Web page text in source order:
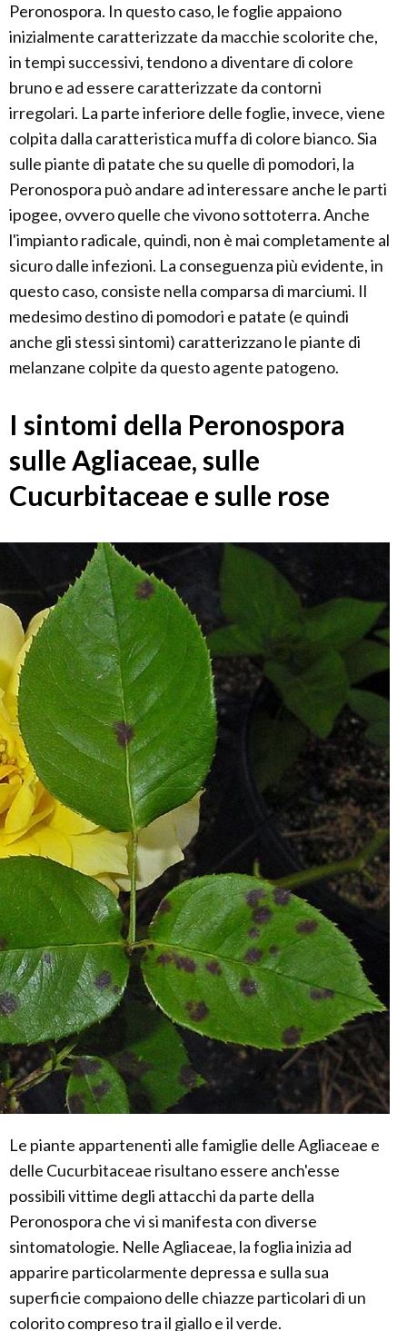
Peronospora. In questo caso, le foglie appaiono
inizialmente caratterizzate da macchie scolorite che,
in tempi successivi, tendono a diventare di colore
bruno e ad essere caratterizzate da contorni
irregolari. La parte inferiore delle foglie, invece, viene
colpita dalla caratteristica muffa di colore bianco. Sia
sulle piante di patate che su quelle di pomodori, la
Peronospora può andare ad interessare anche le parti
ipogee, ovvero quelle che vivono sottoterra. Anche
l'impianto radicale, quindi, non è mai completamente al
sicuro dalle infezioni. La conseguenza più evidente, in
questo caso, consiste nella comparsa di marciumi. Il
medesimo destino di pomodori e patate (e quindi
anche gli stessi sintomi) caratterizzano le piante di
melanzane colpite da questo agente patogeno.
I sintomi della Peronospora
sulle Agliaceae, sulle
Cucurbitaceae e sulle rose
Le piante appartenenti alle famiglie delle Agliaceae e
delle Cucurbitaceae risultano essere anch'esse
possibili vittime degli attacchi da parte della
Peronospora che vi si manifesta con diverse
sintomatologie. Nelle Agliaceae, la foglia inizia ad
apparire particolarmente depressa e sulla sua
superficie compaiono delle chiazze particolari di un
colorito compreso tra il giallo e il verde.